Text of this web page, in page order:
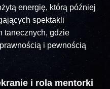
energię, którą później
spektakli
tanecznych, gdzie
i pewnością
i rola mentorki